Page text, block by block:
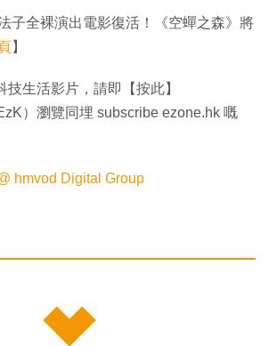
子全裸演出電影復活！《空蟬之森》將
】
生活影片，請即【按此】
）瀏覽同埋 subscribe ezone.hk 嘅
hmvod Digital Group